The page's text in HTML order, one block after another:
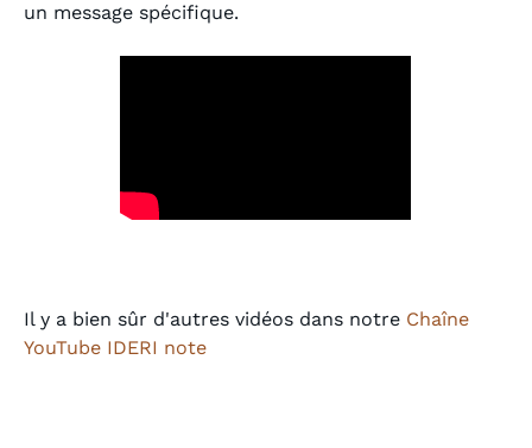
un message spécifique.
Il y a bien sûr d'autres vidéos dans notre Chaîne
YouTube IDERI note